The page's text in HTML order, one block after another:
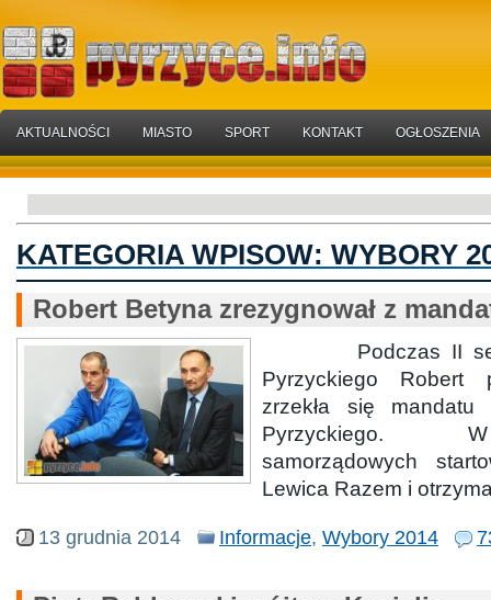
AKTUALNOŚCI MIASTO SPORT KONTAKT OGŁOSZENIA
KATEGORIA WPISOW: WYBORY
Robert Betyna zrezygnował z
Podczas II sesji
Pyrzyckiego Robert
zrzekła się mandatu
Pyrzyckiego.
samorządowych
Lewica Razem i
13 grudnia 2014 Informacje, Wybory 2014